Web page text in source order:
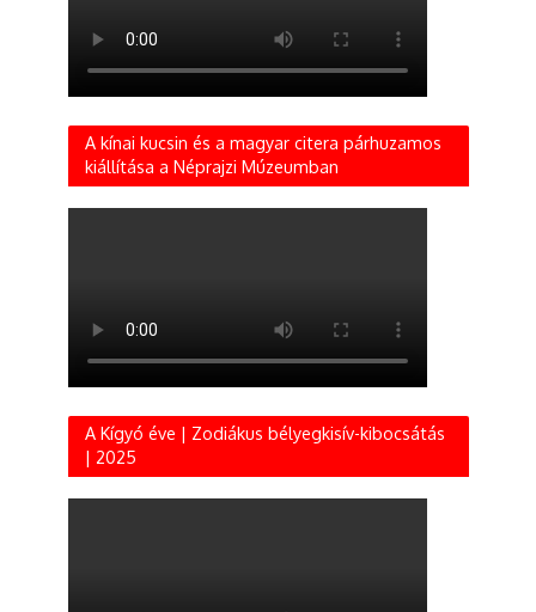
A kínai kucsin és a magyar citera párhuzamos
kiállítása a Néprajzi Múzeumban
A Kígyó éve | Zodiákus bélyegkisív-kibocsátás
| 2025